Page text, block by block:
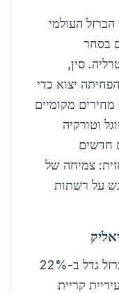
הברזל העולמי
מתחים בסחר
סין,
הפחיתה יצוא כדי
מקומיים
וטורקיה
חדשים
עלויות ב-5%. תחזית: צמיחה של
2026, עם דגש על רשתות
בקריית ביאליק, ביקוש לרשתות ברזל גדל ב-22%
עיריית קריית